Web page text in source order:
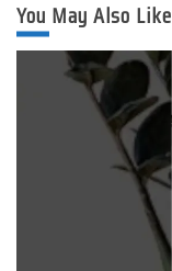
You May Also Like